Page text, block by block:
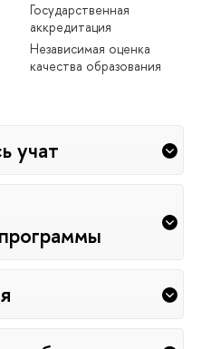
Государственная
аккредитация
Независимая оценка
качества образования
учат